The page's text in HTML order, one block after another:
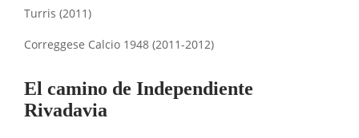
Turris (2011)
Correggese Calcio 1948 (2011-2012)
El camino de Independiente
Rivadavia